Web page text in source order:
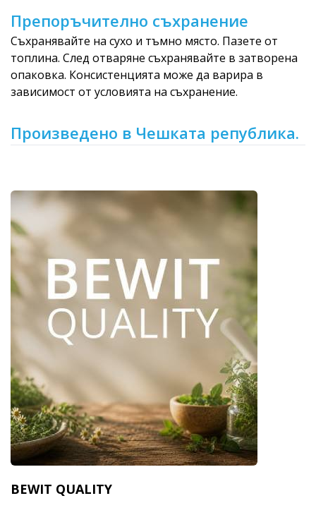
Препоръчително съхранение
Съхранявайте на сухо и тъмно място. Пазете от
топлина. След отваряне съхранявайте в затворена
опаковка. Консистенцията може да варира в
зависимост от условията на съхранение.
Произведено в Чешката република.
BEWIT QUALITY